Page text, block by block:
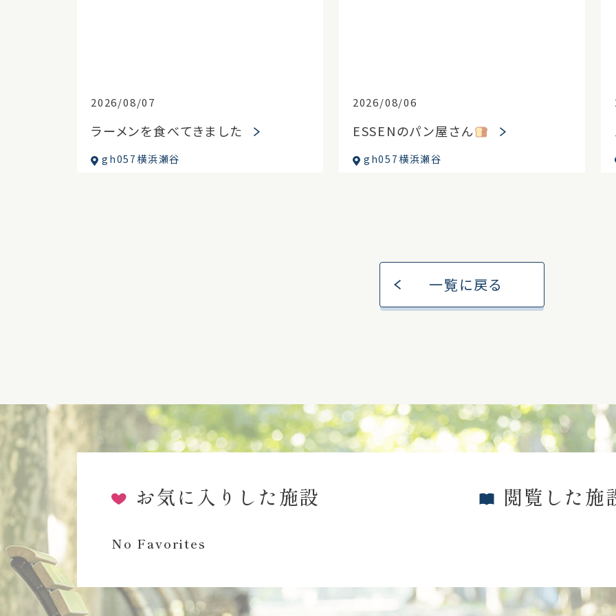
2026/08/07
ラーメンを食べてきました
gh057横浜瀬谷
2026/08/06
ESSENのパン屋さん
gh057横浜瀬谷
一覧に戻る
お気に入りした施設
No Favorites
閲覧した施